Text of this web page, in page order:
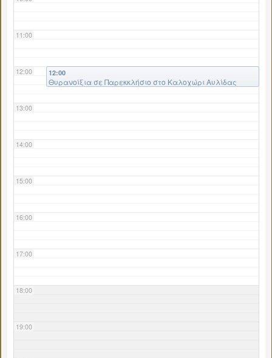
11:00
12:00
13:00
14:00
15:00
16:00
17:00
18:00
19:00
12:00
Θυρανοίξια σε Παρεκκλήσιο στο Καλοχώρι Αυλίδας